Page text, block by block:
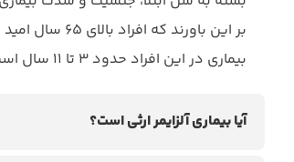
بر این
بیماری در این افراد حدود ۳ تا ۱۱ سال است. درصورتی‌که افراد جوان‌تر حدود ۲۰ سال می‌توانند با آلزایمر زندگی کنند.
آیا بیماری آلزایمر ارثی است؟